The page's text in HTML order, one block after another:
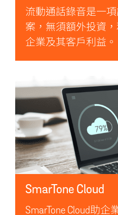
流動通話錄音是一
案，無須額外投資
企業及其客戶利益。
SmarTone Cloud
SmarTone Cloud助